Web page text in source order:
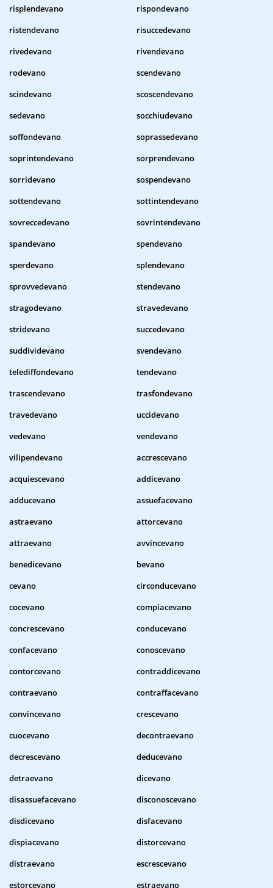
risplendevano
rispondevano
ristendevano
risuccedevano
rivedevano
rivendevano
rodevano
scendevano
scindevano
scoscendevano
sedevano
socchiudevano
soffondevano
soprassedevano
soprintendevano
sorprendevano
sorridevano
sospendevano
sottendevano
sottintendevano
sovreccedevano
sovrintendevano
spandevano
spendevano
sperdevano
splendevano
sprovvedevano
stendevano
stragodevano
stravedevano
stridevano
succedevano
suddividevano
svendevano
telediffondevano
tendevano
trascendevano
trasfondevano
travedevano
uccidevano
vedevano
vendevano
vilipendevano
accrescevano
acquiescevano
addicevano
adducevano
assuefacevano
astraevano
attorcevano
attraevano
avvincevano
benedicevano
bevano
cevano
circonducevano
cocevano
compiacevano
concrescevano
conducevano
confacevano
conoscevano
contorcevano
contraddicevano
contraevano
contraffacevano
convincevano
crescevano
cuocevano
decontraevano
decrescevano
deducevano
detraevano
dicevano
disassuefacevano
disconoscevano
disdicevano
disfacevano
dispiacevano
distorcevano
distraevano
escrescevano
estorcevano
estraevano